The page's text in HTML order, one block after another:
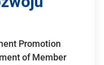
Promotion
of Member